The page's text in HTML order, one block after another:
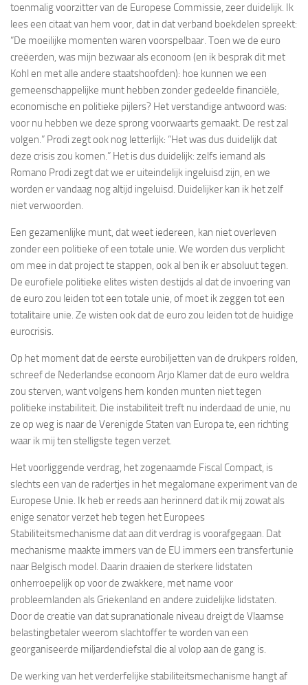
toenmalig voorzitter van de Europese Commissie, zeer duidelijk. Ik
lees een citaat van hem voor, dat in dat verband boekdelen spreekt:
“De moeilijke momenten waren voorspelbaar. Toen we de euro
creëerden, was mijn bezwaar als econoom (en ik besprak dit met
Kohl en met alle andere staatshoofden): hoe kunnen we een
gemeenschappelijke munt hebben zonder gedeelde financiële,
economische en politieke pijlers? Het verstandige antwoord was:
voor nu hebben we deze sprong voorwaarts gemaakt. De rest zal
volgen.” Prodi zegt ook nog letterlijk: “Het was dus duidelijk dat
deze crisis zou komen.” Het is dus duidelijk: zelfs iemand als
Romano Prodi zegt dat we er uiteindelijk ingeluisd zijn, en we
worden er vandaag nog altijd ingeluisd. Duidelijker kan ik het zelf
niet verwoorden.
Een gezamenlijke munt, dat weet iedereen, kan niet overleven
zonder een politieke of een totale unie. We worden dus verplicht
om mee in dat project te stappen, ook al ben ik er absoluut tegen.
De eurofiele politieke elites wisten destijds al dat de invoering van
de euro zou leiden tot een totale unie, of moet ik zeggen tot een
totalitaire unie. Ze wisten ook dat de euro zou leiden tot de huidige
eurocrisis.
Op het moment dat de eerste eurobiljetten van de drukpers rolden,
schreef de Nederlandse econoom Arjo Klamer dat de euro weldra
zou sterven, want volgens hem konden munten niet tegen
politieke instabiliteit. Die instabiliteit treft nu inderdaad de unie, nu
ze op weg is naar de Verenigde Staten van Europa te, een richting
waar ik mij ten stelligste tegen verzet.
Het voorliggende verdrag, het zogenaamde Fiscal Compact, is
slechts een van de radertjes in het megalomane experiment van de
Europese Unie. Ik heb er reeds aan herinnerd dat ik mij zowat als
enige senator verzet heb tegen het Europees
Stabiliteitsmechanisme dat aan dit verdrag is voorafgegaan. Dat
mechanisme maakte immers van de EU immers een transfertunie
naar Belgisch model. Daarin draaien de sterkere lidstaten
onherroepelijk op voor de zwakkere, met name voor
probleemlanden als Griekenland en andere zuidelijke lidstaten.
Door de creatie van dat supranationale niveau dreigt de Vlaamse
belastingbetaler weerom slachtoffer te worden van een
georganiseerde miljardendiefstal die al volop aan de gang is.
De werking van het verderfelijke stabiliteitsmechanisme hangt af